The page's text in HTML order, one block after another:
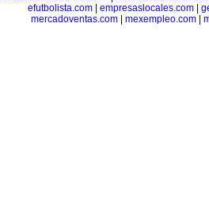
efutbolista.com| empresaslocales.com|
mercadoventas.com
mexempleo.com